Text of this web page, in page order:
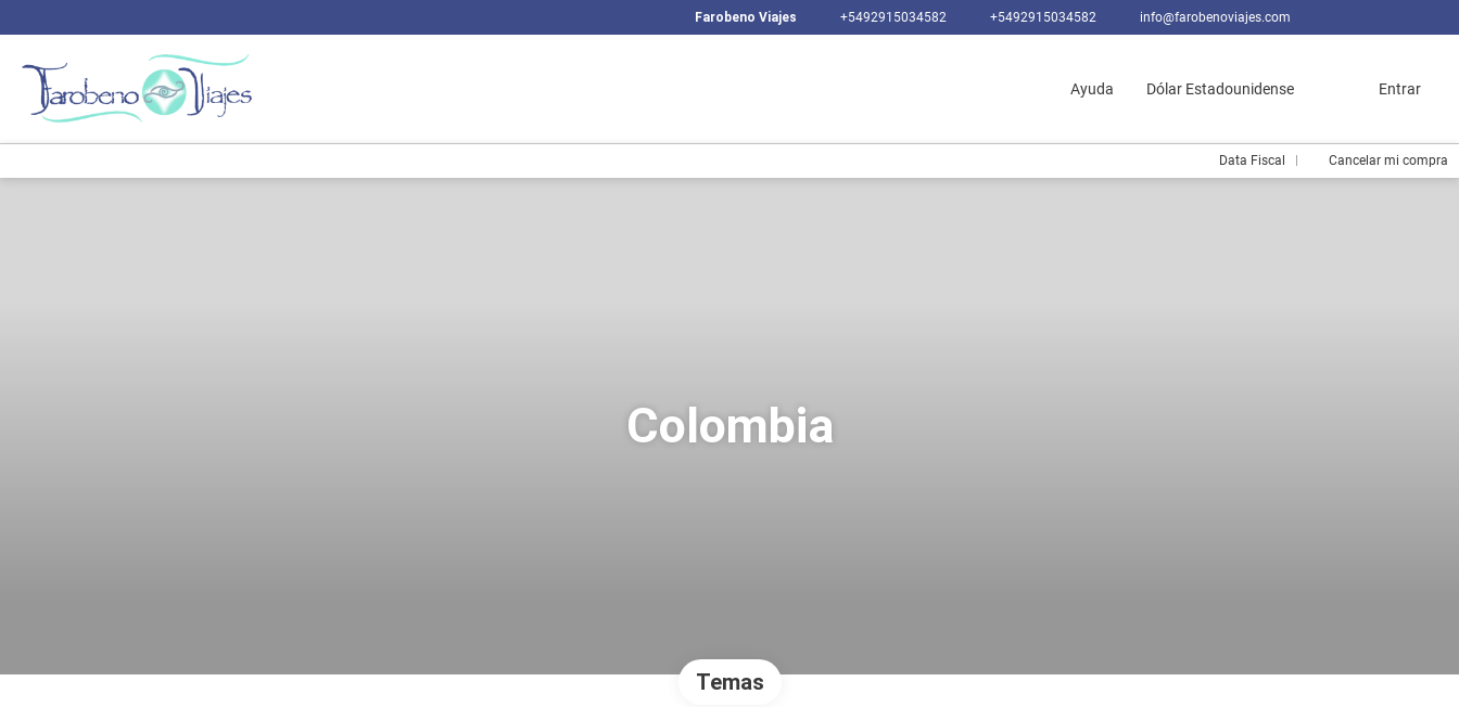
Farobeno Viajes +5492915034582 +5492915034582 info@farobenoviajes.com
Ayuda Dólar Estadounidense Entrar
Data Fiscal Cancelar mi compra
Colombia
Temas